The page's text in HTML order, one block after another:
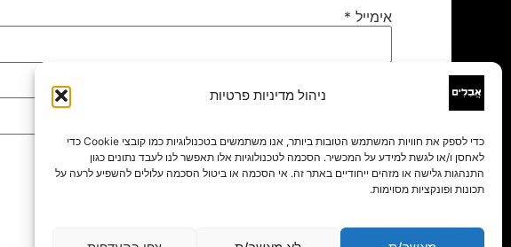
ניהול מדיניות פרטיות
כדי לספק את חוויות המשתמש הטובות ביותר, אנו משתמשים בטכנולוגיות כמו קובצי Cookie כדי
לאחסן ו/או לגשת למידע על המכשיר. הסכמה לטכנולוגיות אלו תאפשר לנו לעבד נתונים כגון
התנהגות גלישה או מזהים ייחודיים באתר זה. אי הסכמה או ביטול הסכמה עלולים להשפיע לרעה על
תכונות ופונקציות מסוימות.
אימייל *